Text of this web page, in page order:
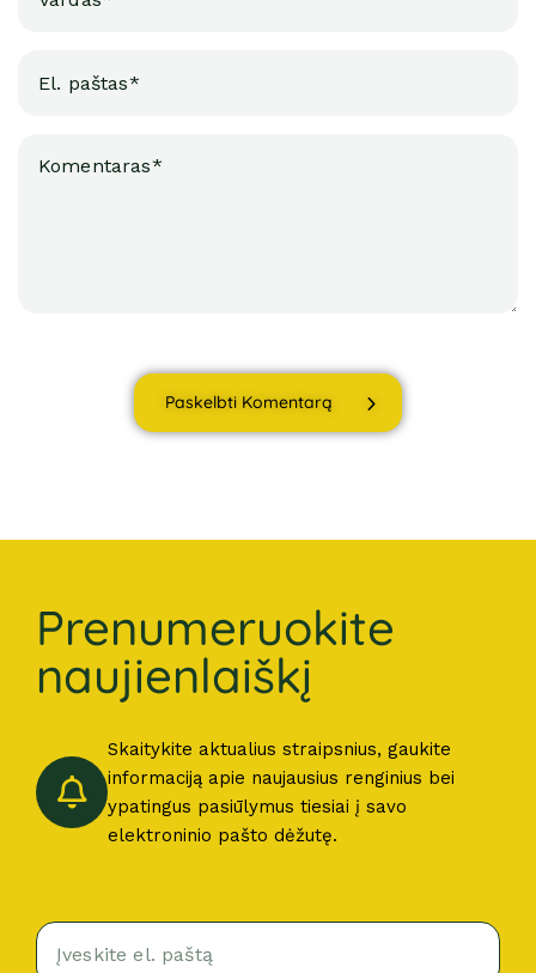
Paskelbti Komentarą
Prenumeruokite
naujienlaiškį
Skaitykite aktualius straipsnius, gaukite
informaciją apie naujausius renginius bei
ypatingus pasiūlymus tiesiai į savo
elektroninio pašto dėžutę.